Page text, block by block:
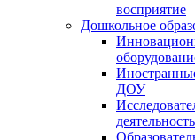
восприятие
Дошкольное
ДОУ